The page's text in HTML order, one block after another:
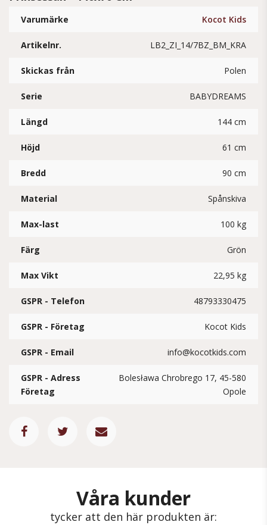
Varumärke Kocot Kids
Artikelnr. LB2_ZI_14/7BZ_BM_KRA
Skickas från Polen
Serie BABYDREAMS
Längd 144 cm
Höjd 61 cm
Bredd 90 cm
Material Spånskiva
Max-last 100 kg
Färg Grön
Max Vikt 22,95 kg
GSPR - Telefon 48793330475
GSPR - Företag Kocot Kids
GSPR - Email info@kocotkids.com
GSPR - Adress
Företag
Bolesława Chrobrego 17, 45-580
Opole
Våra kunder
tycker att den här produkten är: